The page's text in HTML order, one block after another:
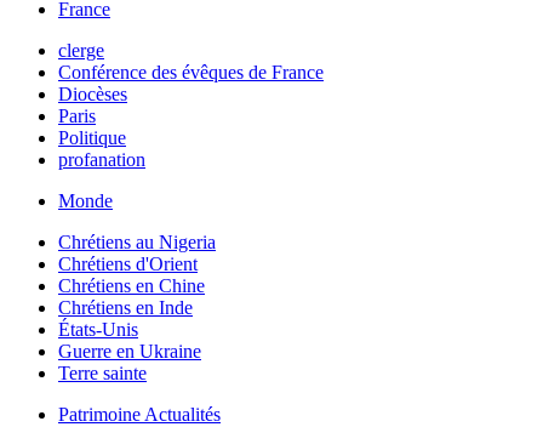
France
clerge
Conférence des évêques de France
Diocèses
Paris
Politique
profanation
Monde
Chrétiens au Nigeria
Chrétiens d'Orient
Chrétiens en Chine
Chrétiens en Inde
États-Unis
Guerre en Ukraine
Terre sainte
Patrimoine Actualités